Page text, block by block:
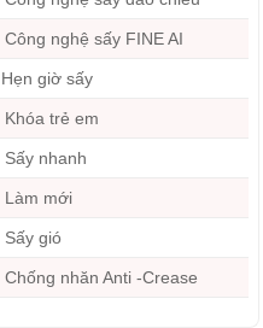
Công nghệ sấy FINE AI
Hẹn giờ sấy
Khóa trẻ em
Sấy nhanh
Làm mới
Sấy gió
Chống nhăn Anti -Crease